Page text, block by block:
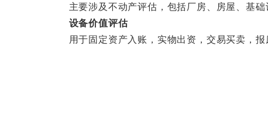
主要涉及不动产评估，包括厂房、房屋、基础
设备价值评估
用于固定资产入账，实物出资，交易买卖，报